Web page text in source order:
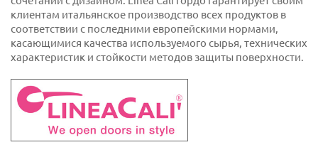
клиентам итальянское производство всех продуктов в
соответствии с последними европейскими нормами,
касающимися качества используемого сырья, технических
характеристик и стойкости методов защиты поверхности.